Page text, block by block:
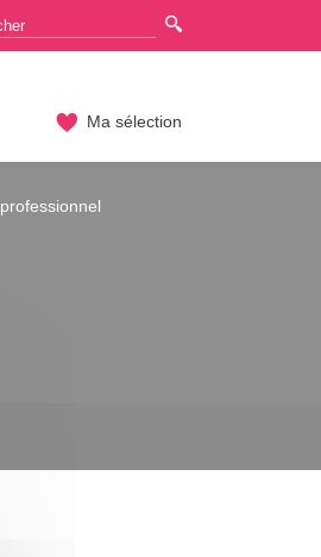
Ma sélection